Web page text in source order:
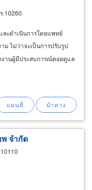
10260
ะดำเนินการโดยแพทย์
ไม่ว่าจะเป็นการปรับรูป
านผู้มีประสบการณ์คอยดูแล
จำกัด